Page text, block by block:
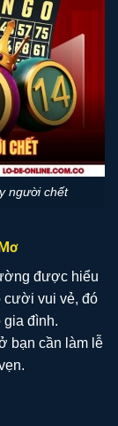
người chết
được hiểu
cười vui vẻ, đó
gia đình.
bạn cần làm lễ